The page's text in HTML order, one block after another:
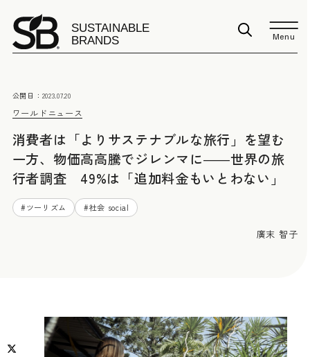
Menu
ワールドニュース
公開日： 2023.07.20
消費者は「よりサステナブルな旅行」を望む
一方、物価高高騰でジレンマに――世界の旅
行者調査 49%は「追加料金もいとわない」
#ツーリズム #社会 social
廣末 智子